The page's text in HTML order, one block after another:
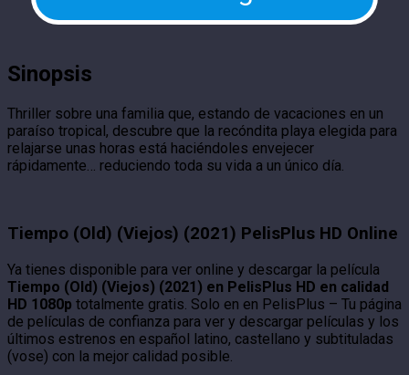
Sinopsis
Thriller sobre una familia que, estando de vacaciones en un
paraíso tropical, descubre que la recóndita playa elegida para
relajarse unas horas está haciéndoles envejecer
rápidamente… reduciendo toda su vida a un único día.
Tiempo (Old) (Viejos) (2021) PelisPlus HD Online
Ya tienes disponible para ver online y descargar la película
Tiempo (Old) (Viejos) (2021) en PelisPlus HD en calidad
HD 1080p totalmente gratis. Solo en en PelisPlus – Tu página
de películas de confianza para ver y descargar películas y los
últimos estrenos en español latino, castellano y subtituladas
(vose) con la mejor calidad posible.